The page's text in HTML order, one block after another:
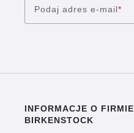
Podaj adres e-mail*
INFORMACJE O FIRMIE
BIRKENSTOCK